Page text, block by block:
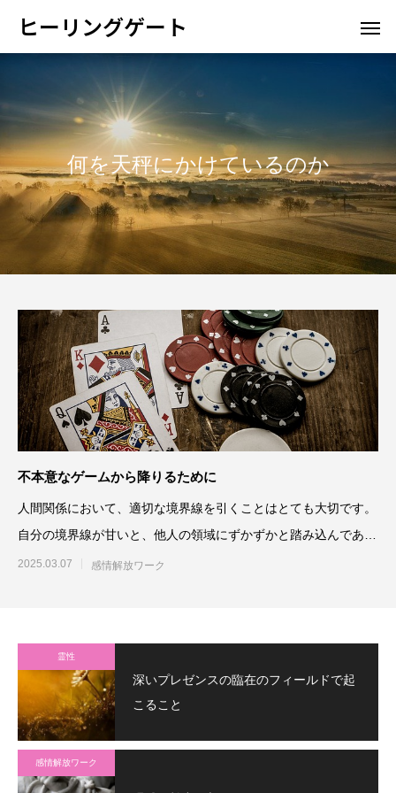
ヒーリングゲート
何を天秤にかけているのか
不本意なゲームから降りるために
人間関係において、適切な境界線を引くことはとても大切です。
自分の境界線が甘いと、他人の領域にずかずかと踏み込んであれ
これコントロ
2025.03.07 感情解放ワーク
霊性
深いプレゼンスの臨在のフィールドで起
こること
感情解放ワーク